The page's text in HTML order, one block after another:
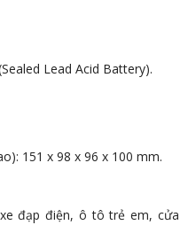
Lead Acid Battery).
151 x 98 x 96 x 100 mm.
đạp điện, ô tô trẻ em, cửa